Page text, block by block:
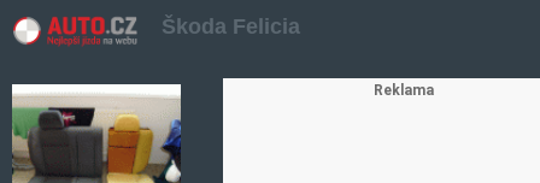
Škoda Felicia